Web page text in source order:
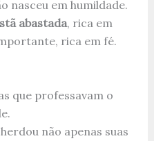
nasceu em humildade.
abastada, rica em
rica em fé.
que professavam o
não apenas suas